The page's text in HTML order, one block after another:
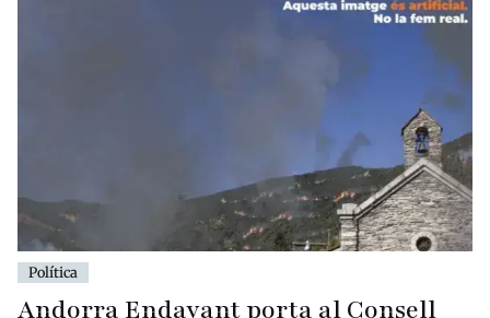
Política
Andorra Endavant porta al Consell